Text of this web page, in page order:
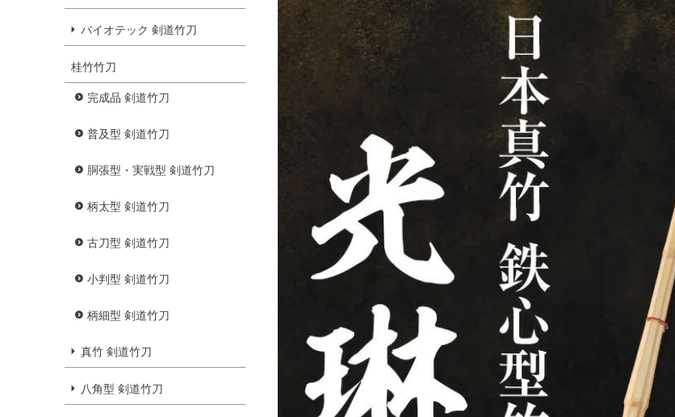
バイオテック 剣道竹刀
桂竹竹刀
完成品 剣道竹刀
普及型 剣道竹刀
胴張型・実戦型 剣道竹刀
柄太型 剣道竹刀
古刀型 剣道竹刀
小判型 剣道竹刀
柄細型 剣道竹刀
真竹 剣道竹刀
八角型 剣道竹刀